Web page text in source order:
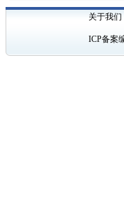
关于我们
ICP备案